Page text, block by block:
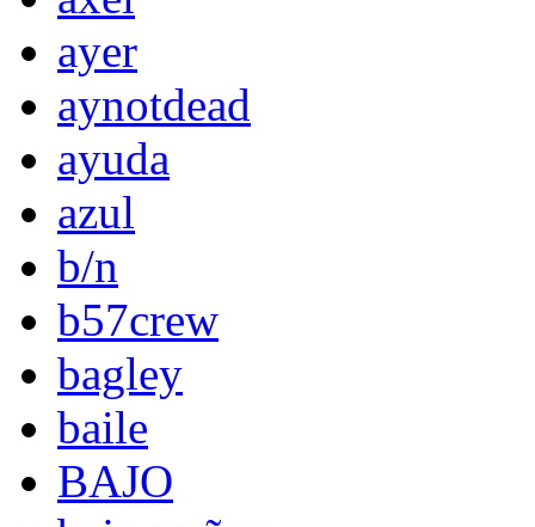
ayer
aynotdead
ayuda
azul
b/n
b57crew
bagley
baile
BAJO